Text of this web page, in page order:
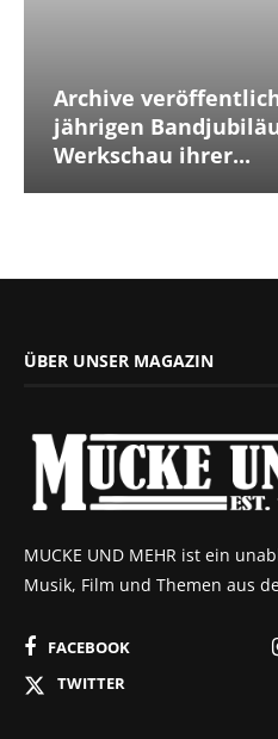
Archive
jährigen
Werkschau ihrer...
ÜBER UNSER MAGAZIN
MUCKE UND MEHR ist ein
Musik, Film und Themen aus
FACEBOOK
TWITTER